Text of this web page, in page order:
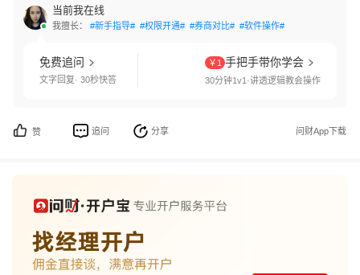
当前我在线
我擅长： #新手指导# #权限开通# #券商对比# #软件操作#
免费追问
文字回复· 30秒快答
￥1 手把手带你学会
30分钟1v1·讲透逻辑教会操作
赞 追问 分享 问财App下载